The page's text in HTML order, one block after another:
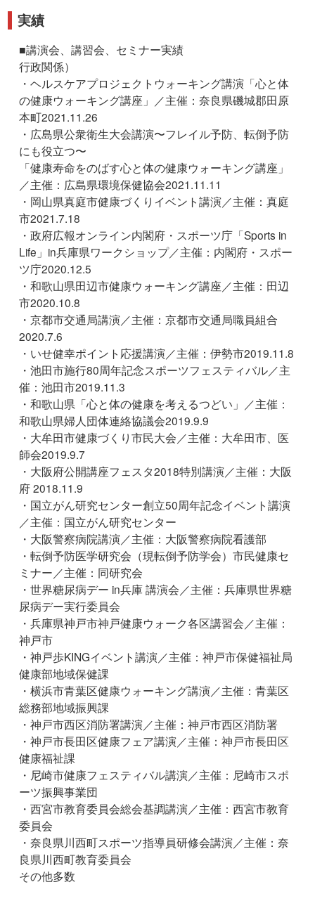
実績
■講演会、講習会、セミナー実績
行政関係）
・ヘルスケアプロジェクトウォーキング講演「心と体
の健康ウォーキング講座」／主催：奈良県磯城郡田原
本町2021.11.26
・広島県公衆衛生大会講演〜フレイル予防、転倒予防
にも役立つ〜
「健康寿命をのばす心と体の健康ウォーキング講座」
／主催：広島県環境保健協会2021.11.11
・岡山県真庭市健康づくりイベント講演／主催：真庭
市2021.7.18
・政府広報オンライン内閣府・スポーツ庁「Sports in
Life」in兵庫県ワークショップ​／主催：内閣府・スポー
ツ庁2020.12.5
・和歌山県田辺市健康ウォーキング講座／主催：田辺
市2020.10.8
・京都市交通局講演／主催：京都市交通局職員組合
2020.7.6
・いせ健幸ポイント応援講演／主催：伊勢市2019.11.8
・池田市施行80周年記念スポーツフェスティバル／主
催：池田市2019.11.3
・和歌山県「心と体の健康を考えるつどい」／主催：
和歌山県婦人団体連絡協議会2019.9.9
・大牟田市健康づくり市民大会／主催：大牟田市、医
師会2019.9.7
・大阪府公開講座フェスタ2018特別講演／主催：大阪
府 2018.11.9
・国立がん研究センター創立50周年記念イベント講演
／主催：国立がん研究センター
・大阪警察病院講演／主催：大阪警察病院看護部
・転倒予防医学研究会（現転倒予防学会）市民健康セ
ミナー／主催：同研究会
・世界糖尿病デー in兵庫 講演会／主催：兵庫県世界糖
尿病デー実行委員会
・兵庫県神戸市神戸健康ウォーク各区講習会／主催：
神戸市
・神戸歩KINGイベント講演／主催：神戸市保健福祉局
健康部地域保健課
・横浜市青葉区健康ウォーキング講演／主催：青葉区
総務部地域振興課
・神戸市西区消防署講演／主催：神戸市西区消防署
・神戸市長田区健康フェア講演／主催：神戸市長田区
健康福祉課
・尼崎市健康フェスティバル講演／主催：尼崎市スポ
ーツ振興事業団
・西宮市教育委員会総会基調講演／主催：西宮市教育
委員会
・奈良県川西町スポーツ指導員研修会講演／主催：奈
良県川西町教育委員会
その他多数